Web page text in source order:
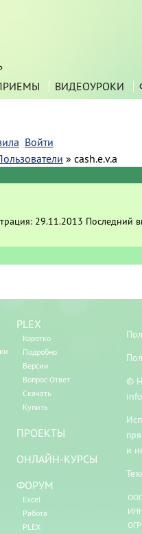
ВИДЕОУРОКИ
Войти
» cash.e.v.a
29.11.2013 Последний
PLEX
Коротко
Подробно
Версии
Вопрос-Ответ
Скачать
Купить
ПРОЕКТЫ
ОНЛАЙН-КУРСЫ
ФОРУМ
Excel
Работа
PLEX
©
и